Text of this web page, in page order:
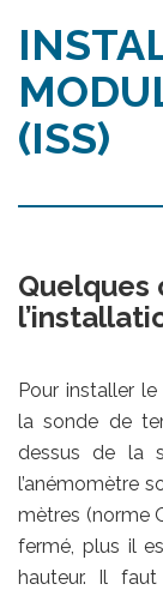
(ISS)
Quelques
Pour installer
la sonde de
dessus de la
l’anémomètre
mètres (norme
fermé, plus il
hauteur. Il